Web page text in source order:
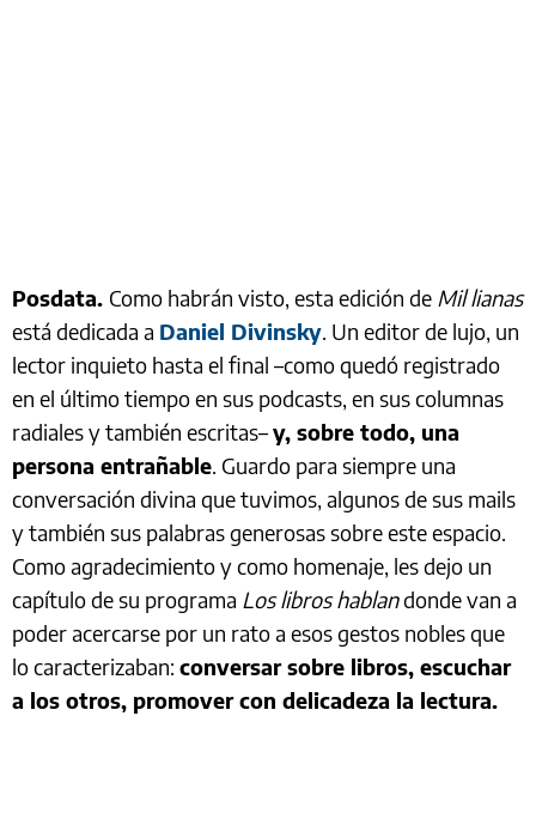
Posdata. Como habrán visto, esta edición de Mil lianas
está dedicada a Daniel Divinsky. Un editor de lujo, un
lector inquieto hasta el final –como quedó registrado
en el último tiempo en sus podcasts, en sus columnas
radiales y también escritas–y, sobre todo, una
persona entrañable. Guardo para siempre una
conversación divina que tuvimos, algunos de sus mails
y también sus palabras generosas sobre este espacio.
Como agradecimiento y como homenaje, les dejo un
capítulo de su programa Los libros hablandonde van a
poder acercarse por un rato a esos gestos nobles que
lo caracterizaban: conversar sobre libros, escuchar
a los otros, promover con delicadeza la lectura.